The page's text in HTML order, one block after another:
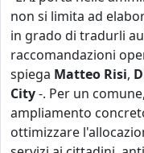
non si limita ad
in grado di tradurli
raccomandazioni
spiega Matteo Risi,
City-. Per un
ampliamento
ottimizzare